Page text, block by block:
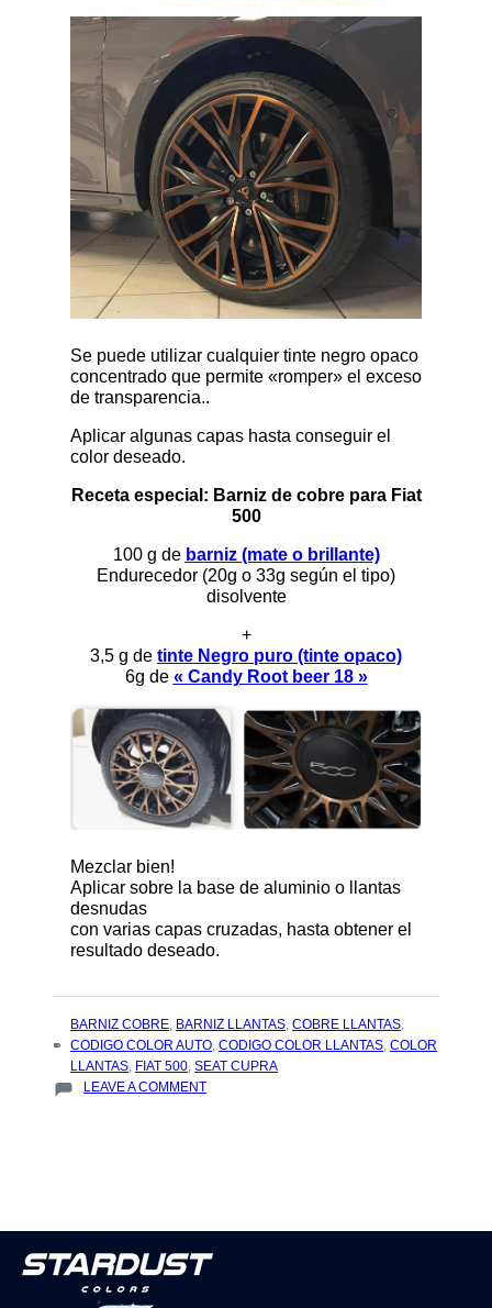
Se puede utilizar cualquier tinte negro opaco
concentrado que permite «romper» el exceso
de transparencia..
Aplicar algunas capas hasta conseguir el
color deseado.
Receta especial: Barniz de cobre para Fiat
500
100 g de barniz (mate o brillante)
Endurecedor (20g o 33g según el tipo)
disolvente
+
3,5 g de tinte Negro puro (tinte opaco)
6g de « Candy Root beer 18 »
Mezclar bien!
Aplicar sobre la base de aluminio o llantas
desnudas
con varias capas cruzadas, hasta obtener el
resultado deseado.
TAGS
:
BARNIZ COBRE, BARNIZ LLANTAS,COBRE LLANTAS,
CODIGO COLOR AUTO,CODIGO COLOR LLANTAS,COLOR
LLANTAS, FIAT 500,SEAT CUPRA
LEAVE A COMMENTON
COBRE
METALIZADO